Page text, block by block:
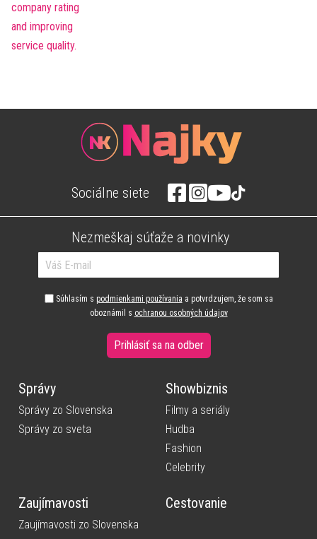
Sociálne siete
Nezmeškaj súťaže a novinky
Súhlasím s podmienkami používania a potvrdzujem, že som sa
oboznámil s ochranou osobných údajov
Prihlásiť sa na odber
Správy
Správy zo Slovenska
Správy zo sveta
Showbiznis
Filmy a seriály
Hudba
Fashion
Celebrity
Zaujímavosti
Zaujímavosti zo Slovenska
Cestovanie